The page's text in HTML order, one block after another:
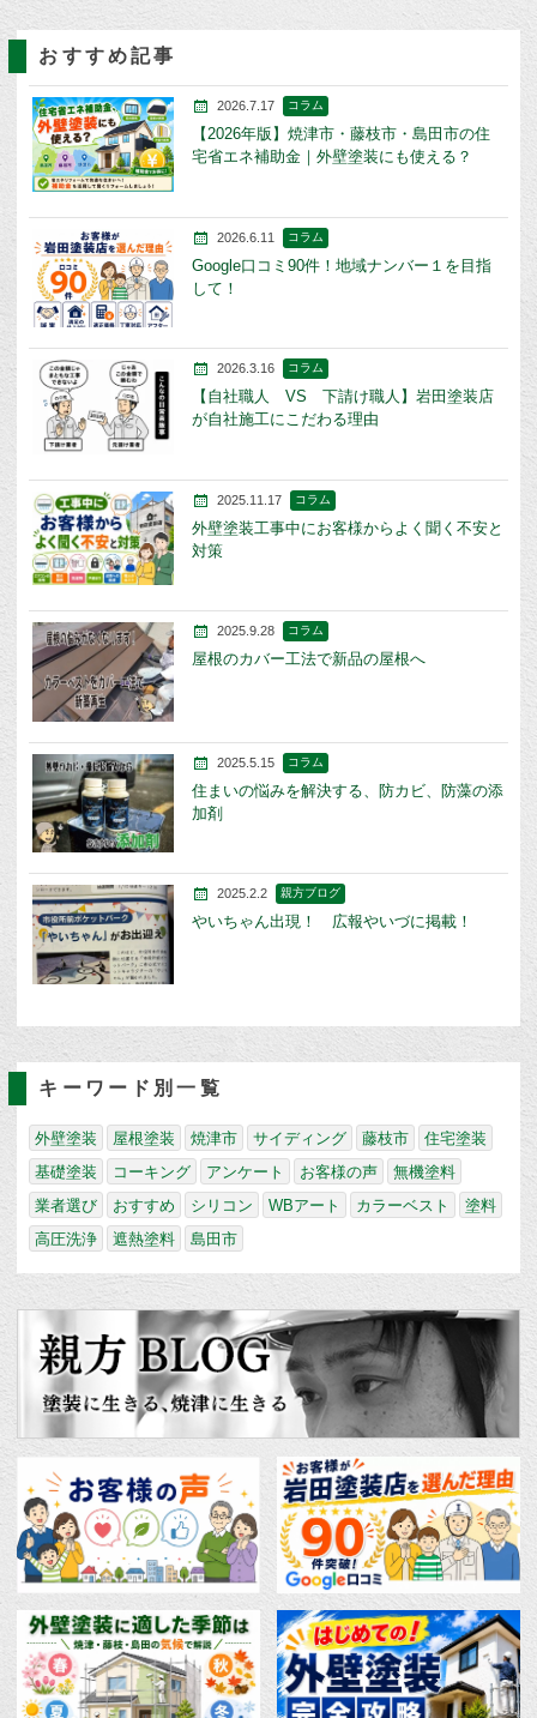
おすすめ記事
2026.7.17 コラム
【2026年版】焼津市・藤枝市・島田市の住
宅省エネ補助金｜外壁塗装にも使える？
2026.6.11 コラム
Google口コミ90件！地域ナンバー１を目指
して！
2026.3.16 コラム
【自社職人 VS 下請け職人】岩田塗装店
が自社施工にこだわる理由
2025.11.17 コラム
外壁塗装工事中にお客様からよく聞く不安と
対策
2025.9.28 コラム
屋根のカバー工法で新品の屋根へ
2025.5.15 コラム
住まいの悩みを解決する、防カビ、防藻の添
加剤
2025.2.2 親方ブログ
やいちゃん出現！ 広報やいづに掲載！
キーワード別一覧
外壁塗装 屋根塗装 焼津市 サイディング 藤枝市
住宅塗装
基礎塗装
コーキング アンケート お客様の声
無機塗料
業者選び
おすすめ シリコン WBアート カラーベスト
塗料
高圧洗浄
遮熱塗料 島田市